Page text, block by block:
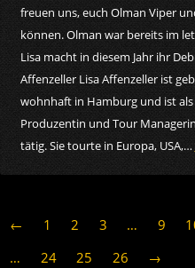
freuen uns, euch Olman Viper
können. Olman war bereits im
Lisa macht in diesem Jahr ihr
Affenzeller Lisa Affenzeller ist
wohnhaft in Hamburg und ist
Produzentin und Tour
tätig. Sie tourte in Europa, USA,…
← 1 2 3 … 9
…
24 25 26 →